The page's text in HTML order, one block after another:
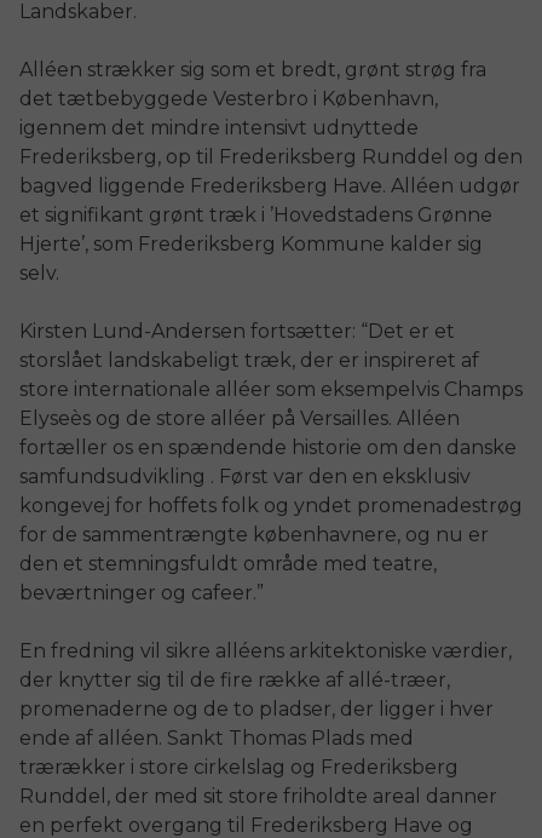
Landskaber.
Alléen strækker sig som et bredt, grønt strøg fra
det tætbebyggede Vesterbro i København,
igennem det mindre intensivt udnyttede
Frederiksberg, op til Frederiksberg Runddel og den
bagved liggende Frederiksberg Have. Alléen udgør
et signifikant grønt træk i ’Hovedstadens Grønne
Hjerte’, som Frederiksberg Kommune kalder sig
selv.
Kirsten Lund-Andersen fortsætter: “Det er et
storslået landskabeligt træk, der er inspireret af
store internationale alléer som eksempelvis Champs
Elyseès og de store alléer på Versailles. Alléen
fortæller os en spændende historie om den danske
samfundsudvikling . Først var den en eksklusiv
kongevej for hoffets folk og yndet promenadestrøg
for de sammentrængte københavnere, og nu er
den et stemningsfuldt område med teatre,
beværtninger og cafeer.”
En fredning vil sikre alléens arkitektoniske værdier,
der knytter sig til de fire række af allé-træer,
promenaderne og de to pladser, der ligger i hver
ende af alléen. Sankt Thomas Plads med
trærækker i store cirkelslag og Frederiksberg
Runddel, der med sit store friholdte areal danner
en perfekt overgang til Frederiksberg Have og